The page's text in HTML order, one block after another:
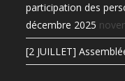
participation des
décembre 2025
[2 JUILLET]